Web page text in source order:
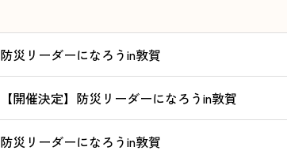
防災リーダーになろうin敦賀
【開催決定】防災リーダーになろうin敦賀
防災リーダーになろうin敦賀